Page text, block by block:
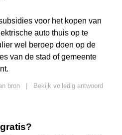
voor het kopen van
auto thuis op te
wel beroep doen op de
van de stad of gemeente
bron
Bekijk volledig antwoord